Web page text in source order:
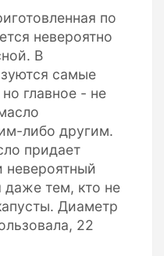
по
невероятно
В
самые
главное - не
либо другим.
придает
невероятный
даже тем, кто не
Диаметр
22